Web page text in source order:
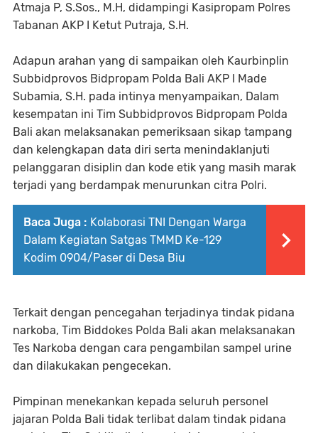
Atmaja P, S.Sos., M.H, didampingi Kasipropam Polres
Tabanan AKP I Ketut Putraja, S.H.
Adapun arahan yang di sampaikan oleh Kaurbinplin
Subbidprovos Bidpropam Polda Bali AKP I Made
Subamia, S.H. pada intinya menyampaikan, Dalam
kesempatan ini Tim Subbidprovos Bidpropam Polda
Bali akan melaksanakan pemeriksaan sikap tampang
dan kelengkapan data diri serta menindaklanjuti
pelanggaran disiplin dan kode etik yang masih marak
terjadi yang berdampak menurunkan citra Polri.
Baca Juga : Kolaborasi TNI Dengan Warga
Dalam Kegiatan Satgas TMMD Ke-129
Kodim 0904/Paser di Desa Biu
Terkait dengan pencegahan terjadinya tindak pidana
narkoba, Tim Biddokes Polda Bali akan melaksanakan
Tes Narkoba dengan cara pengambilan sampel urine
dan dilakukakan pengecekan.
Pimpinan menekankan kepada seluruh personel
jajaran Polda Bali tidak terlibat dalam tindak pidana